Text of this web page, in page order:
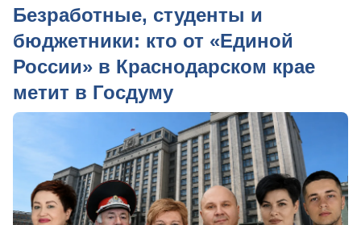
Безработные, студенты и
бюджетники: кто от «Единой
России» в Краснодарском крае
метит в Госдуму